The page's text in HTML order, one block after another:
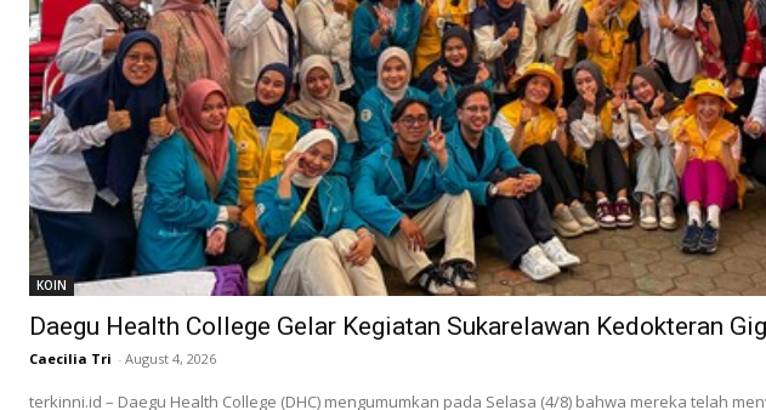
KOIN
Daegu Health College Gelar Kegiatan Sukarelawan Kedokteran
Caecilia Tri - August 4, 2026
terkinni.id – Daegu Health College (DHC) mengumumkan pada Selasa (4/8) bahwa mereka telah